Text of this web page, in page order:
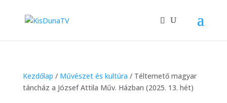
Kezdőlap / Művészet és kultúra / Téltemető magyar
táncház a József Attila Műv. Házban (2025. 13. hét)